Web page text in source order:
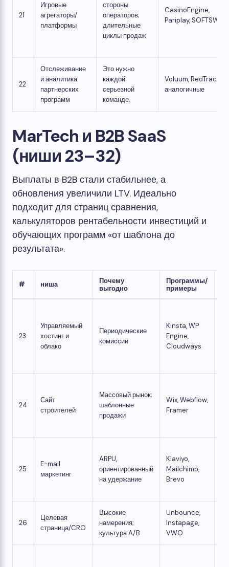
21
Игровые
агрегаторы/
платформы
стороны
операторов;
длительные
циклы продаж
CasinoEngine,
Pariplay, SOFTSWISS
22
Отслеживание
и аналитика
партнерских
программ
Это нужно
каждой
серьезной
команде.
Voluum, RedTrack,
аналогичные
MarTech и B2B SaaS
(ниши 23–32)
Выплаты в B2B стали стабильнее, а
обновления увеличили LTV. Идеально
подходит для страниц сравнения,
калькуляторов рентабельности инвестиций и
обучающих программ «от шаблона до
результата».
# ниша
Почему
выгодно
Программы/
примеры
23
Управляемый
хостинг и
облако
Периодические
комиссии
Kinsta, WP
Engine,
Cloudways
24
Сайт
строителей
Массовый рынок;
шаблонные
продажи
Wix, Webflow,
Framer
25
E-mail
маркетинг
ARPU,
ориентированный
на удержание
Klaviyo,
Mailchimp,
Brevo
26
Целевая
страница/CRO
Высокие
намерения;
культура A/B
Unbounce,
Instapage,
VWO